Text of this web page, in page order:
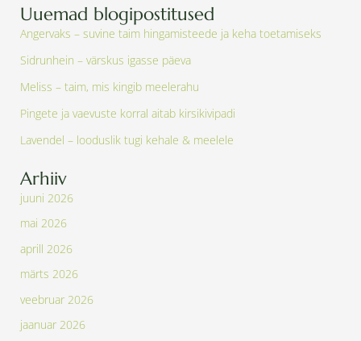
Uuemad blogipostitused
Angervaks – suvine taim hingamisteede ja keha toetamiseks
Sidrunhein – värskus igasse päeva
Meliss – taim, mis kingib meelerahu
Pingete ja vaevuste korral aitab kirsikivipadi
Lavendel – looduslik tugi kehale & meelele
Arhiiv
juuni 2026
mai 2026
aprill 2026
märts 2026
veebruar 2026
jaanuar 2026